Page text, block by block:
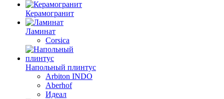
Керамогранит
Ламинат
Corsica
Напольный плинтус
Arbiton INDO
Aberhof
Идеал